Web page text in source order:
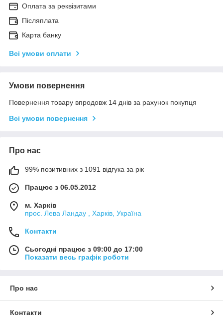
Оплата за реквізитами
Післяплата
Карта банку
Всі умови оплати
Умови повернення
Повернення товару впродовж 14 днів за рахунок покупця
Всі умови повернення
Про нас
99% позитивних з 1091 відгука за рік
Працює з 06.05.2012
м. Харків
прос. Лева Ландау , Харків, Україна
Контакти
Сьогодні працює з 09:00 до 17:00
Показати весь графік роботи
Про нас
Контакти